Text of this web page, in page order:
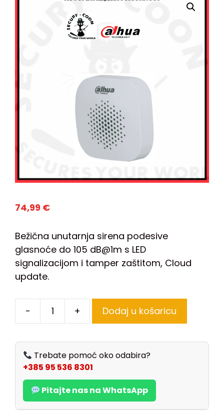
74,99 €
Bežična unutarnja sirena podesive
glasnoće do 105 dB@1m s LED
signalizacijom i tamper zaštitom, Cloud
update.
- + Dodaj u košaricu
Trebate pomoć oko odabira?
+385 95 536 8301
Pitajte nas na WhatsApp